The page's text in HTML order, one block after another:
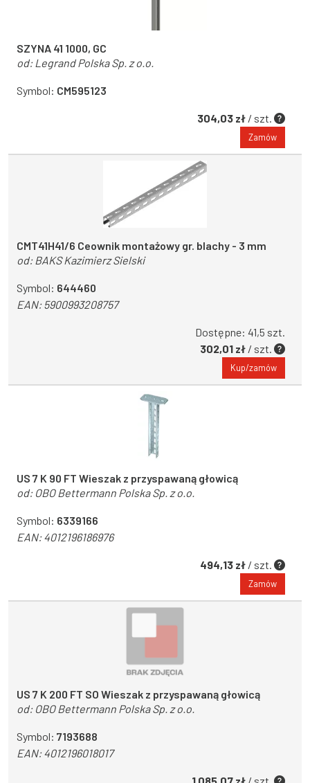
SZYNA 41 1000, GC
od: Legrand Polska Sp. z o.o.
Symbol: CM595123
304,03 zł / szt.
Zamów
CMT41H41/6 Ceownik montażowy gr. blachy - 3 mm
od: BAKS Kazimierz Sielski
Symbol: 644460
EAN:5900993208757
Dostępne: 41,5 szt.
302,01 zł / szt.
Kup/zamów
US 7 K 90 FT Wieszak z przyspawaną głowicą
od: OBO Bettermann Polska Sp. z o.o.
Symbol: 6339166
EAN:4012196186976
494,13 zł / szt.
Zamów
US 7 K 200 FT SO Wieszak z przyspawaną głowicą
od: OBO Bettermann Polska Sp. z o.o.
Symbol: 7193688
EAN:4012196018017
1 085,07 zł / szt.